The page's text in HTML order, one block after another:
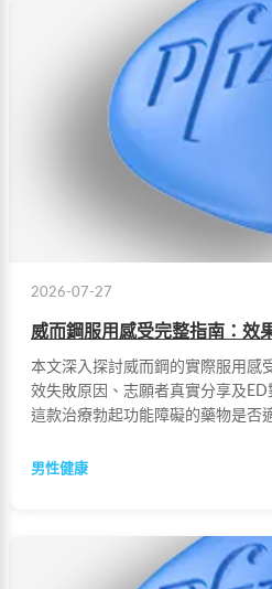
2026-07-27
威而鋼服用感受完整指南：效
本文深入探討威而鋼的實際服用感
效失敗原因、志願者真實分享及
這款治療勃起功能障礙的藥物是否
男性健康